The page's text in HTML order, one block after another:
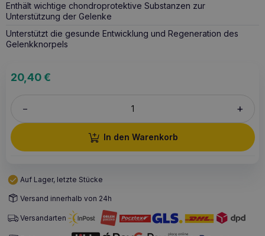
Enthält wichtige chondroprotektive Substanzen zur
Unterstützung der Gelenke
Unterstützt die gesunde Entwicklung und Regeneration des
Gelenkknorpels
20,40€
– +
In den Warenkorb
Auf Lager, letzte Stücke
Versand innerhalb von 24h
Versandarten